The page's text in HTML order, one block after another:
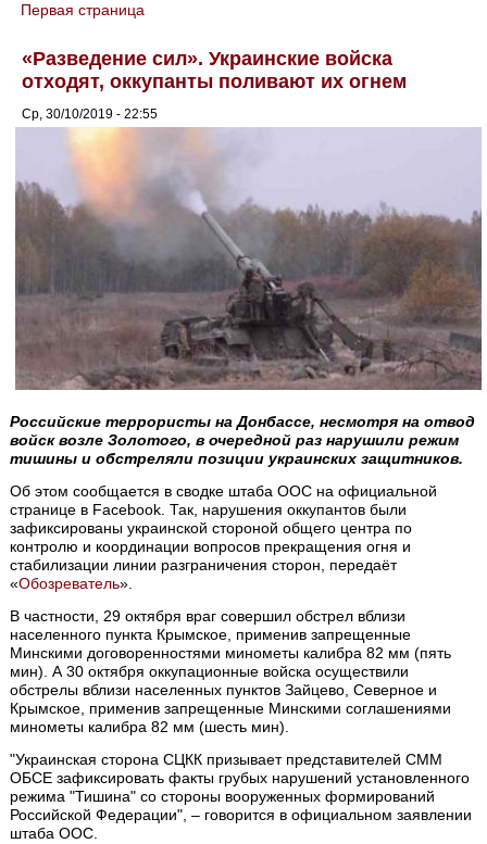
You are here
Первая страница
«Разведение сил». Украинские войска
отходят, оккупанты поливают их огнем
Ср, 30/10/2019 - 22:55
Российские террористы на Донбассе, несмотря на отвод
войск возле Золотого, в очередной раз нарушили режим
тишины и обстреляли позиции украинских защитников.
Об этом сообщается в сводке штаба ООС на официальной
странице в Facebook. Так, нарушения оккупантов были
зафиксированы украинской стороной общего центра по
контролю и координации вопросов прекращения огня и
стабилизации линии разграничения сторон, передаёт
«Обозреватель».
В частности, 29 октября враг совершил обстрел вблизи
населенного пункта Крымское, применив запрещенные
Минскими договоренностями минометы калибра 82 мм (пять
мин). А 30 октября оккупационные войска осуществили
обстрелы вблизи населенных пунктов Зайцево, Северное и
Крымское, применив запрещенные Минскими соглашениями
минометы калибра 82 мм (шесть мин).
"Украинская сторона СЦКК призывает представителей СММ
ОБСЕ зафиксировать факты грубых нарушений установленного
режима "Тишина" со стороны вооруженных формирований
Российской Федерации", – говорится в официальном заявлении
штаба ООС.